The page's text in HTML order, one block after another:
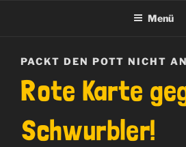
Menü
PACKT DEN POTT NICHT
Rote Karte
Schwurbler!